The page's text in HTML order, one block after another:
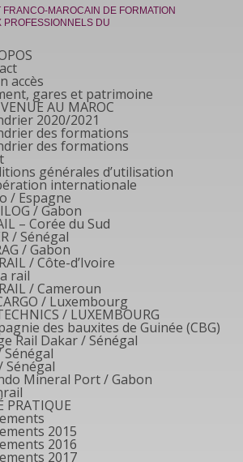
FRANCO-MAROCAIN DE FORMATION
PROFESSIONNELS DU
accès
gares et patrimoine
AU MAROC
2020/2021
des formations
des formations
générales d’utilisation
internationale
/ Espagne
/ Gabon
– Corée du Sud
/ Sénégal
/ Gabon
/ Côte-d’Ivoire
rail
/ Cameroun
/ Luxembourg
/ LUXEMBOURG
des bauxites de Guinée (CBG)
Rail Dakar / Sénégal
Sénégal
Sénégal
Mineral Port / Gabon
PRATIQUE
2015
2016
2017